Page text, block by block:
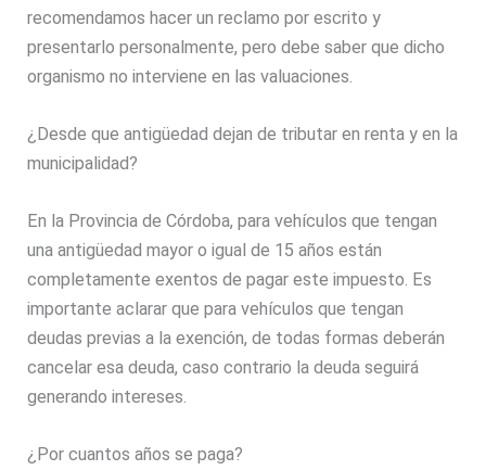
recomendamos hacer un reclamo por escrito y
presentarlo personalmente, pero debe saber que dicho
organismo no interviene en las valuaciones.
¿Desde que antigüedad dejan de tributar en renta y en la
municipalidad?
En la Provincia de Córdoba, para vehículos que tengan
una antigüedad mayor o igual de 15 años están
completamente exentos de pagar este impuesto. Es
importante aclarar que para vehículos que tengan
deudas previas a la exención, de todas formas deberán
cancelar esa deuda, caso contrario la deuda seguirá
generando intereses.
¿Por cuantos años se paga?